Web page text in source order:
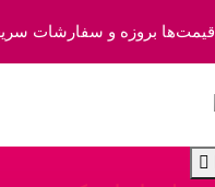
قیمت‌ها بروزه و سفارشات سریعا